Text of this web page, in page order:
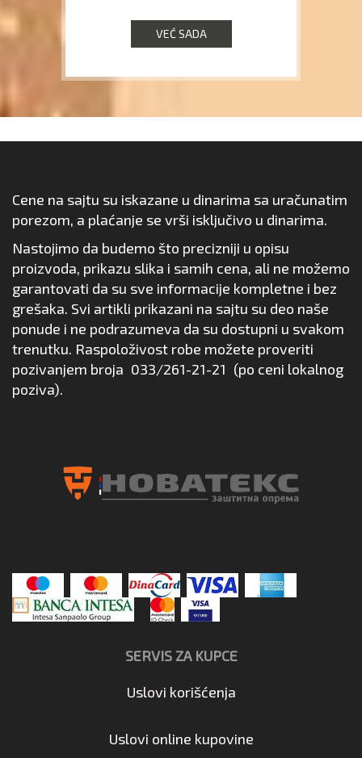
VEĆ SADA
Cene na sajtu su iskazane u dinarima sa uračunatim
porezom, a plaćanje se vrši isključivo u dinarima.
Nastojimo da budemo što precizniji u opisu
proizvoda, prikazu slika i samih cena, ali ne možemo
garantovati da su sve informacije kompletne i bez
grešaka. Svi artikli prikazani na sajtu su deo naše
ponude i ne podrazumeva da su dostupni u svakom
trenutku. Raspoloživost robe možete proveriti
pozivanjem broja 033/261-21-21 (po ceni lokalnog
poziva).
SERVIS ZA KUPCE
Uslovi korišćenja
Uslovi online kupovine